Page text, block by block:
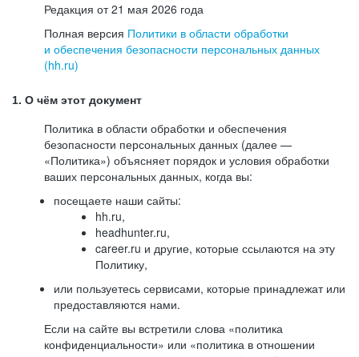
Редакция от 21 мая 2026 года
Полная версия Политики в области обработки
и обеспечения безопасности персональных данных
(hh.ru)
1. О чём этот документ
Политика в области обработки и обеспечения
безопасности персональных данных (далее —
«Политика») объясняет порядок и условия обработки
ваших персональных данных, когда вы:
посещаете наши сайты:
hh.ru,
headhunter.ru,
career.ru и другие, которые ссылаются на эту
Политику,
или пользуетесь сервисами, которые принадлежат или
предоставляются нами.
Если на сайте вы встретили слова «политика
конфиденциальности» или «политика в отношении